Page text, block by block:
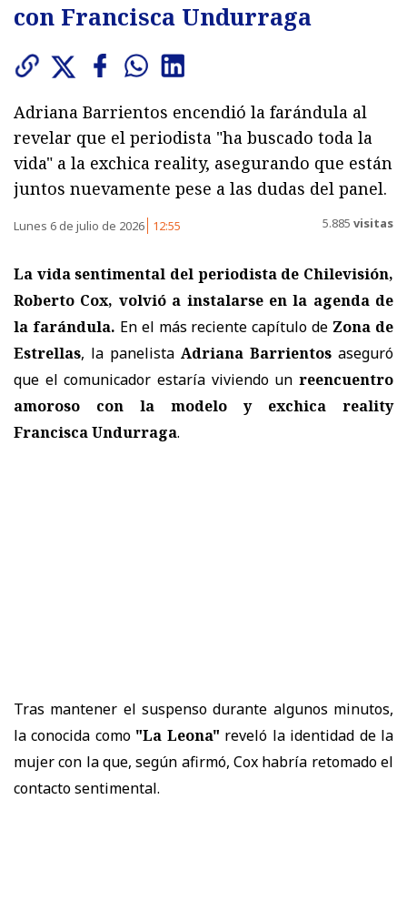
con Francisca Undurraga
Adriana Barrientos encendió la farándula al
revelar que el periodista "ha buscado toda la
vida" a la exchica reality, asegurando que están
juntos nuevamente pese a las dudas del panel.
Lunes 6 de julio de 2026 12:55 5.885 visitas
La vida sentimental del periodista de Chilevisión,
Roberto Cox, volvió a instalarse en la agenda de
la farándula. En el más reciente capítulo de Zona de
Estrellas, la panelista Adriana Barrientos aseguró
que el comunicador estaría viviendo un reencuentro
amoroso con la modelo y exchica reality
Francisca Undurraga.
Tras mantener el suspenso durante algunos minutos,
la conocida como "La Leona" reveló la identidad de la
mujer con la que, según afirmó, Cox habría retomado el
contacto sentimental.